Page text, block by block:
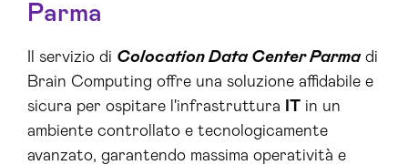
Parma
Il servizio di Colocation Data Center Parmadi
Brain Computing offre una soluzione affidabile e
sicura per ospitare l'infrastruttura
IT in un
ambiente controllato e tecnologicamente
avanzato, garantendo massima operatività e